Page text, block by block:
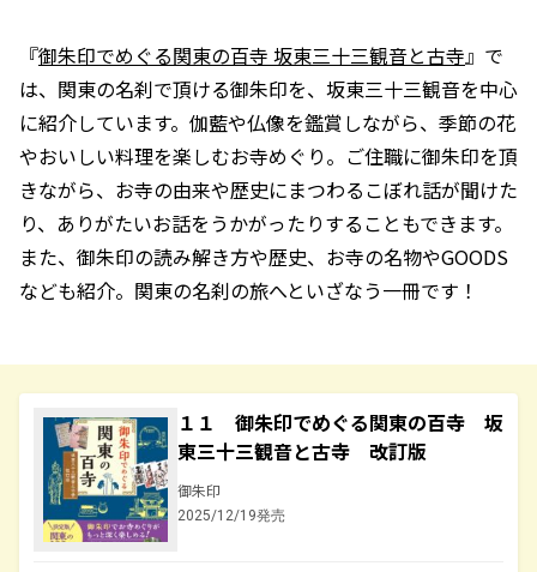
『御朱印でめぐる関東の百寺 坂東三十三観音と古寺』で
は、関東の名刹で頂ける御朱印を、坂東三十三観音を中心
に紹介しています。伽藍や仏像を鑑賞しながら、季節の花
やおいしい料理を楽しむお寺めぐり。ご住職に御朱印を頂
きながら、お寺の由来や歴史にまつわるこぼれ話が聞けた
り、ありがたいお話をうかがったりすることもできます。
また、御朱印の読み解き方や歴史、お寺の名物やGOODS
なども紹介。関東の名刹の旅へといざなう一冊です！
１１ 御朱印でめぐる関東の百寺 坂
東三十三観音と古寺 改訂版
御朱印
2025/12/19発売